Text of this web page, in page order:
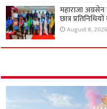
महाराजा
छात्र
August 8, 2026